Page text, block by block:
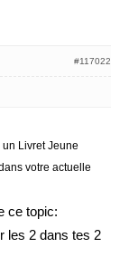
#117022
un Livret Jeune
votre actuelle
ce topic:
les 2 dans tes 2